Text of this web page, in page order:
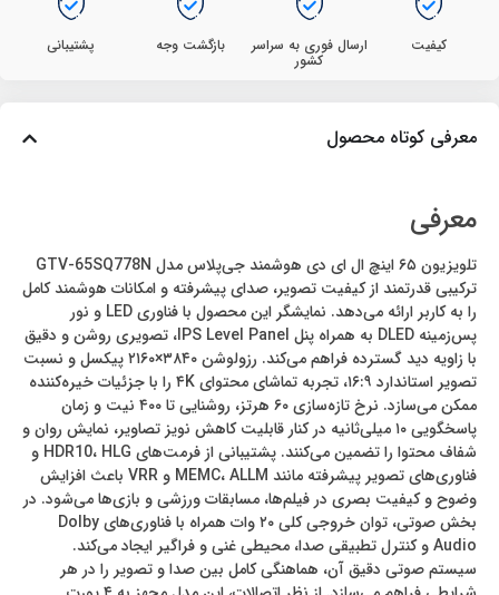
کیفیت ارسال فوری به سراسر
کشور
بازگشت وجه پشتیبانی
معرفی کوتاه محصول
معرفی
تلویزیون ۶۵ اینچ ال ای دی هوشمند جی‌پلاس مدل GTV-65SQ778N
ترکیبی قدرتمند از کیفیت تصویر، صدای پیشرفته و امکانات هوشمند کامل
را به کاربر ارائه می‌دهد. نمایشگر این محصول با فناوری LED و نور
پس‌زمینه DLED به همراه پنل IPS Level Panel، تصویری روشن و دقیق
با زاویه دید گسترده فراهم می‌کند. رزولوشن ۳۸۴۰×۲۱۶۰ پیکسل و نسبت
تصویر استاندارد ۱۶:۹، تجربه تماشای محتوای ۴K را با جزئیات خیره‌کننده
ممکن می‌سازد. نرخ تازه‌سازی ۶۰ هرتز، روشنایی تا ۴۰۰ نیت و زمان
پاسخگویی ۱۰ میلی‌ثانیه در کنار قابلیت کاهش نویز تصاویر، نمایش روان و
شفاف محتوا را تضمین می‌کنند. پشتیبانی از فرمت‌های HDR10، HLG و
فناوری‌های تصویر پیشرفته مانند MEMC، ALLM و VRR باعث افزایش
وضوح و کیفیت بصری در فیلم‌ها، مسابقات ورزشی و بازی‌ها می‌شود. در
بخش صوتی، توان خروجی کلی ۲۰ وات همراه با فناوری‌های Dolby
Audio و کنترل تطبیقی صدا، محیطی غنی و فراگیر ایجاد می‌کند.
سیستم صوتی دقیق آن، هماهنگی کامل بین صدا و تصویر را در هر